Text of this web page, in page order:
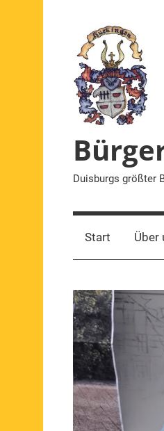
Duisburgs größter
Start Über